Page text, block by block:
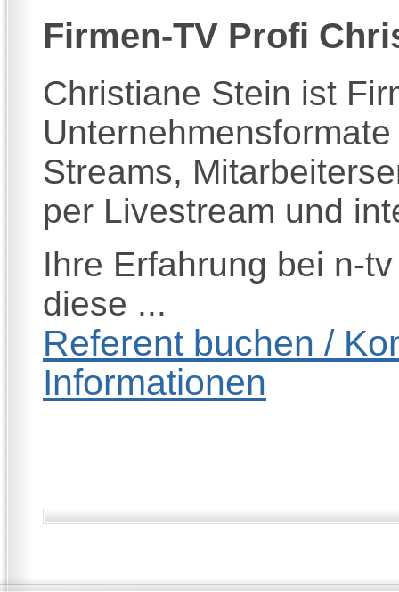
Firmen-TV Profi
Christiane Stein ist
Streams,
per Livestream und
Ihre Erfahrung bei n-
diese ...
Referent buchen /
Informationen